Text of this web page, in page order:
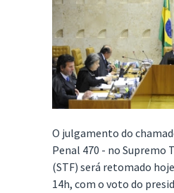
O julgamento do
Penal 470 - no Supremo
(STF) será retomado
14h, com o voto do